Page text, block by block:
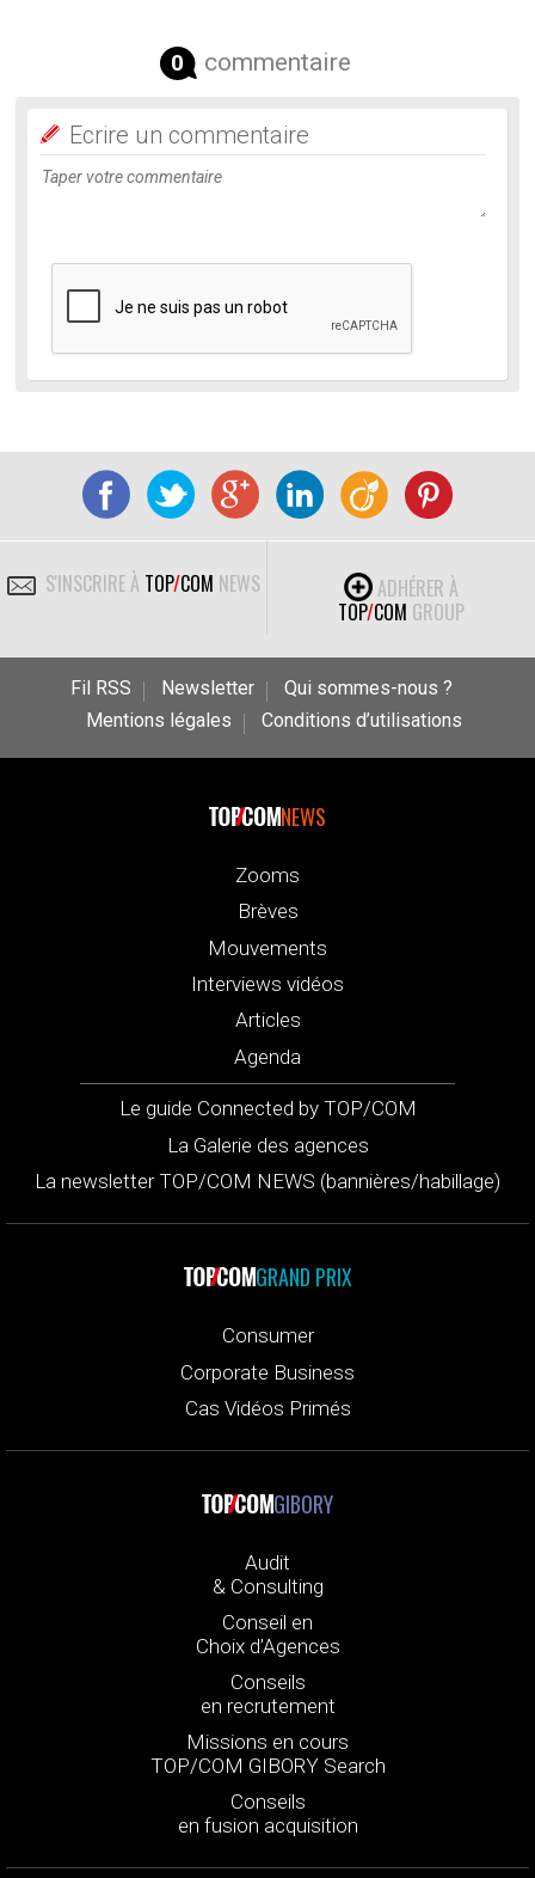
0 commentaire
Ecrire un commentaire
S'INSCRIRE À TOP/COM NEWS
ADHÉRER À
TOP/COM GROUP
Fil RSS Newsletter
Qui sommes-nous ?
Mentions légales
Conditions d’utilisations
NEWS
Zooms
Brèves
Mouvements
Interviews vidéos
Articles
Agenda
Le guide Connected by TOP/COM
La Galerie des agences
La newsletter TOP/COM NEWS (bannières/habillage)
GRAND PRIX
Consumer
Corporate Business
Cas Vidéos Primés
GIBORY
Audit
& Consulting
Conseil en
Choix d’Agences
Conseils
en recrutement
Missions en cours
TOP/COM GIBORY Search
Conseils
en fusion acquisition